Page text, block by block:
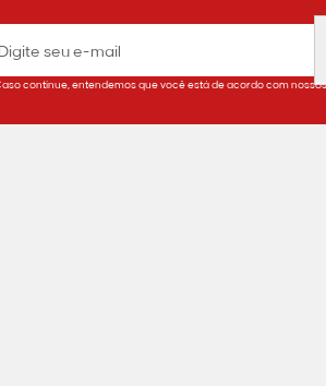
continue, entendemos que você está de acordo com